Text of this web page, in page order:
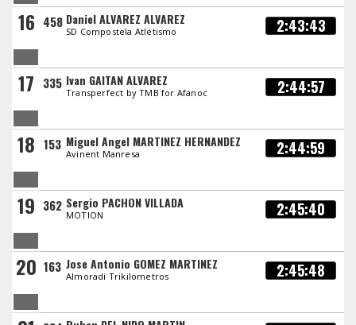
16 458 Daniel ALVAREZ ALVAREZ
SD Compostela Atletismo 2:43:43
17 335 Ivan GAITAN ALVAREZ
Transperfect by TMB for Afanoc 2:44:57
18 153 Miguel Angel MARTINEZ HERNANDEZ
Avinent Manresa 2:44:59
19 362 Sergio PACHON VILLADA
MOTION 2:45:40
20 163 Jose Antonio GOMEZ MARTINEZ
Almoradi Trikilometros 2:45:48